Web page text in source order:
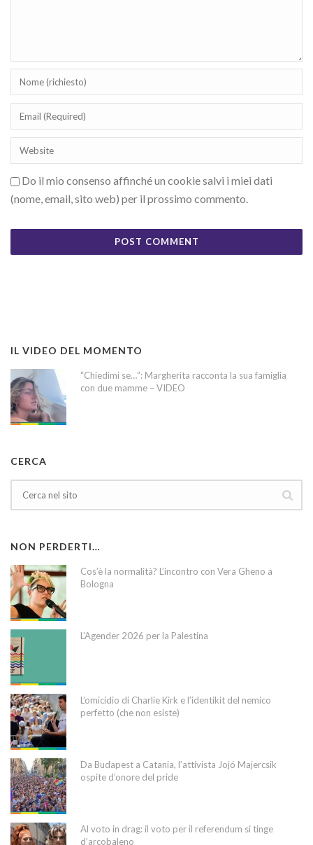
Do il mio consenso affinché un cookie salvi i miei dati
(nome, email, sito web) per il prossimo commento.
IL VIDEO DEL MOMENTO
“Chiedimi se…”: Margherita racconta la sua famiglia
con due mamme – VIDEO
CERCA
NON PERDERTI…
Cos’è la normalità? L’incontro con Vera Gheno a
Bologna
L’Agender 2026 per la Palestina
L’omicidio di Charlie Kirk e l’identikit del nemico
perfetto (che non esiste)
Da Budapest a Catania, l’attivista Jojó Majercsik
ospite d’onore del pride
Al voto in drag: il voto per il referendum si tinge
d’arcobaleno